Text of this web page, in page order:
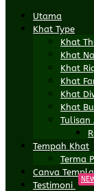
Utama
Khat Type
Khat
Khat
Khat
Khat
Khat
Khat
Tulisan
Tempah Khat
Terma
Canva
Testimoni